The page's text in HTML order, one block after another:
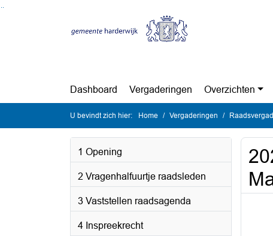
Dashboard Vergaderingen Overzichten
U bevindt zich hier: Home Vergaderingen
1 Opening
2 Vragenhalfuurtje raadsleden
3 Vaststellen raadsagenda
4 Inspreekrecht